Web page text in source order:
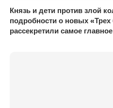
Князь и дети против злой
подробности о новых
рассекретили самое главное